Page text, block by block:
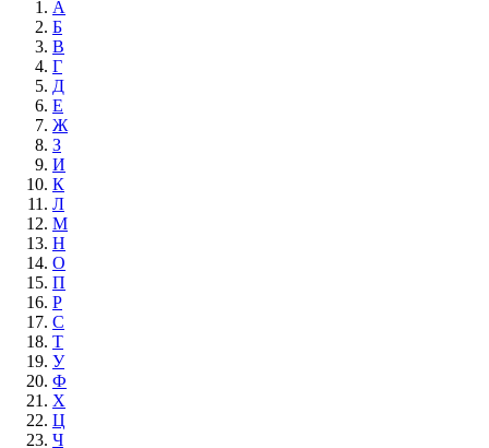
А
Б
В
Г
Д
Е
Ж
З
И
К
Л
М
Н
О
П
Р
С
Т
У
Ф
Х
Ц
Ч